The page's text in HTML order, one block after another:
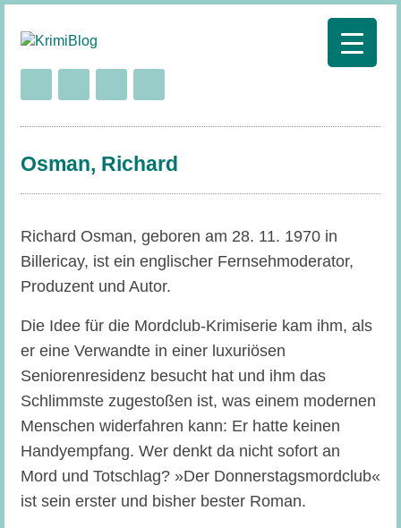
Osman, Richard
Richard Osman, geboren am 28. 11. 1970 in
Billericay, ist ein englischer Fernsehmoderator,
Produzent und Autor.
Die Idee für die Mordclub-Krimiserie kam ihm, als
er eine Verwandte in einer luxuriösen
Seniorenresidenz besucht hat und ihm das
Schlimmste zugestoßen ist, was einem modernen
Menschen widerfahren kann: Er hatte keinen
Handyempfang. Wer denkt da nicht sofort an
Mord und Totschlag? »Der Donnerstagsmordclub«
ist sein erster und bisher bester Roman.